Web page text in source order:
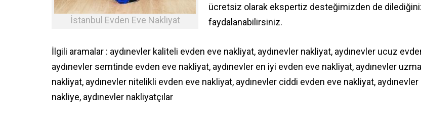
İstanbul Evden Eve Nakliyat
ücretsiz olarak ekspertiz desteğimizden de
faydalanabilirsiniz.
İlgili aramalar : aydınevler kaliteli evden eve nakliyat, aydınevler nakliyat, aydınevler ucuz
aydınevler semtinde evden eve nakliyat, aydınevler en iyi evden eve nakliyat, aydınevler
nakliyat, aydınevler nitelikli evden eve nakliyat, aydınevler ciddi evden eve nakliyat, aydınevler
nakliye, aydınevler nakliyatçılar